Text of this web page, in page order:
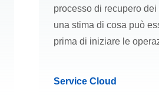
processo di recupero
una stima di cosa può
prima di iniziare le
Service Cloud